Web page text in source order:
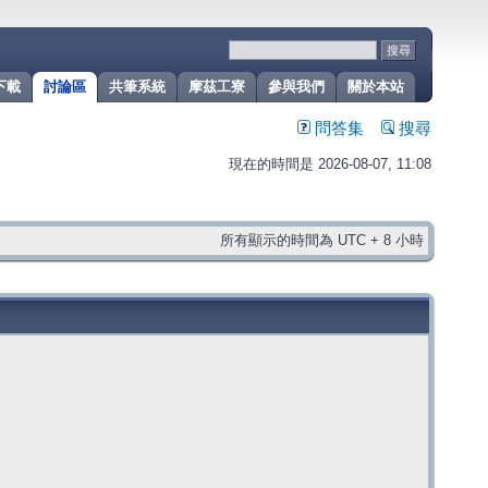
關於本站
參與我們
摩茲工寮
共筆系統
討論區
載
問答集 搜尋
現在的時間是 2026-08-07, 11:08
所有顯示的時間為 UTC + 8 小時